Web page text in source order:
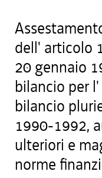
dell' articolo
20 gennaio
bilancio per
bilancio
1990-1992,
ulteriori e
norme